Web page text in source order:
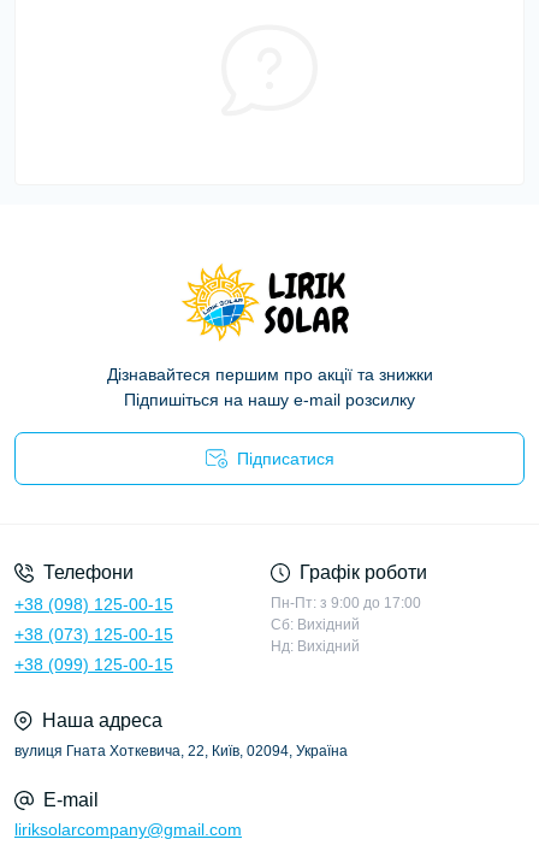
Дізнавайтеся першим про акції та знижки
Підпишіться на нашу e-mail розсилку
Підписатися
Телефони
+38 (098) 125-00-15
+38 (073) 125-00-15
+38 (099) 125-00-15
Графік роботи
Пн-Пт: з 9:00 до 17:00
Сб: Вихідний
Нд: Вихідний
Наша адреса
вулиця Гната Хоткевича, 22, Київ, 02094, Україна
E-mail
liriksolarcompany@gmail.com